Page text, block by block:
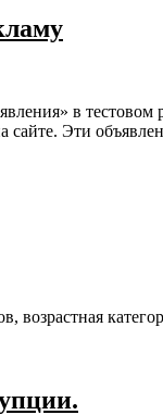
в
Эти
возрастная